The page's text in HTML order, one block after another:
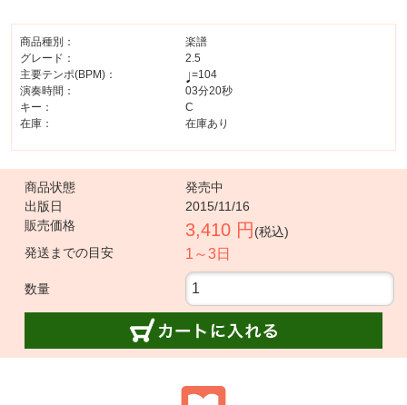
商品種別：
楽譜
グレード：
2.5
主要テンポ(BPM)：
=104
演奏時間：
03分20秒
キー：
C
在庫：
在庫あり
商品状態
発売中
出版日
2015/11/16
販売価格
3,410 円 (税込)
発送までの目安
1～3日
数量